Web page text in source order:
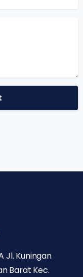
Jl. Kuningan
Barat Kec.